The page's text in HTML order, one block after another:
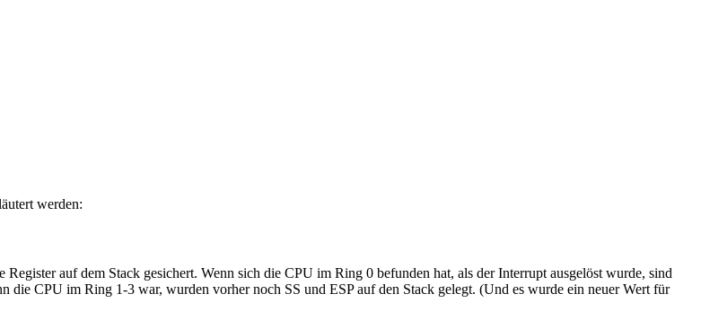
werden:
auf dem Stack gesichert. Wenn sich die CPU im Ring 0 befunden hat, als der Interrupt ausgelöst wurde, sind
CPU im Ring 1-3 war, wurden vorher noch SS und ESP auf den Stack gelegt. (Und es wurde ein neuer Wert für